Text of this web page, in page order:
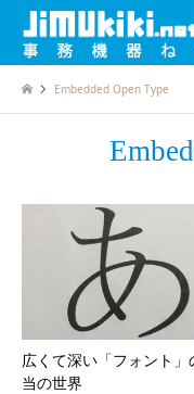
Embedded Open Type
広くて深い「フォント」
当の世界